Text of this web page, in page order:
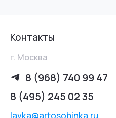
Контакты
г. Москва
8 (968) 740 99 47
8 (495) 245 02 35